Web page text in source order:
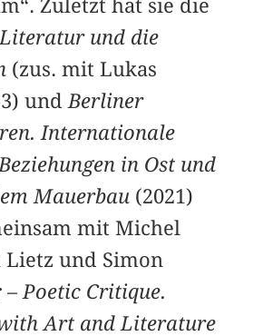
Zuletzt hat sie die
und die
(zus. mit Lukas
und Berliner
Internationale
in Ost und
Mauerbau (2021)
mit Michel
Lietz und Simon
– Poetic Critique.
Art and Literature